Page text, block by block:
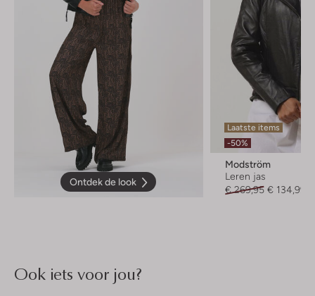
Ontdek de look
Laatste items
-50%
Modström
Leren jas
€ 269,95 € 134,99
Ook iets voor jou?